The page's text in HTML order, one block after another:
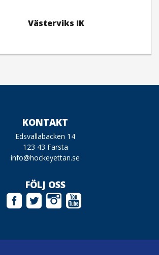
Västerviks IK
KONTAKT
Edsvallabacken 14
123 43 Farsta
info@hockeyettan.se
FÖLJ OSS